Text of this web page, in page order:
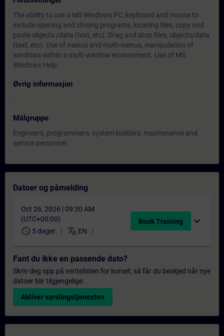
The ability to use a MS Windows PC, keyboard and mouse to
include opening and closing programs, locating files, copy and
paste objects /data (text, etc). Drag and drop files, objects/data
(text, etc). Use of menus and multi-menus, manipulation of
windows within a multi-window environment. Use of MS
Windows Help.
Øvrig informasjon
-
Målgruppe
Engineers, programmers, system builders, maintenance and
service personnel.
Datoer og påmelding
Oct 26, 2026 | 09:30 AM
(UTC+00:00)
schedule 5 dager translate EN
Book Training expand_more
Fant du ikke en passende dato?
Skriv deg opp på ventelisten for kurset, så får du beskjed når nye
datoer blir tilgjengelige.
Aktiver varslingstjenesten